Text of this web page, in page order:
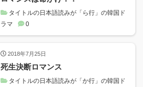
タイトルの日本語読みが「ら行」の韓国ド
ラマ
0
2018年7月25日
死生決断ロマンス
タイトルの日本語読みが「か行」の韓国ド